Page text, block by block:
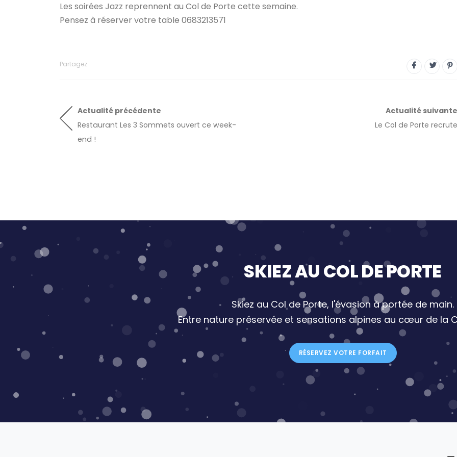
Les soirées Jazz reprennent au Col de Porte cette semaine.
Pensez à réserver votre table 0683213571
Partagez
Actualité précédente
Restaurant Les 3 Sommets ouvert ce week-
end !
Actualité suivante
Le Col de Porte recrute
SKIEZ AU COL DE PORTE
Skiez au Col de Porte, l'évasion à portée de main.
Entre nature préservée et sensations alpines au cœur de la
RÉSERVEZ VOTRE FORFAIT